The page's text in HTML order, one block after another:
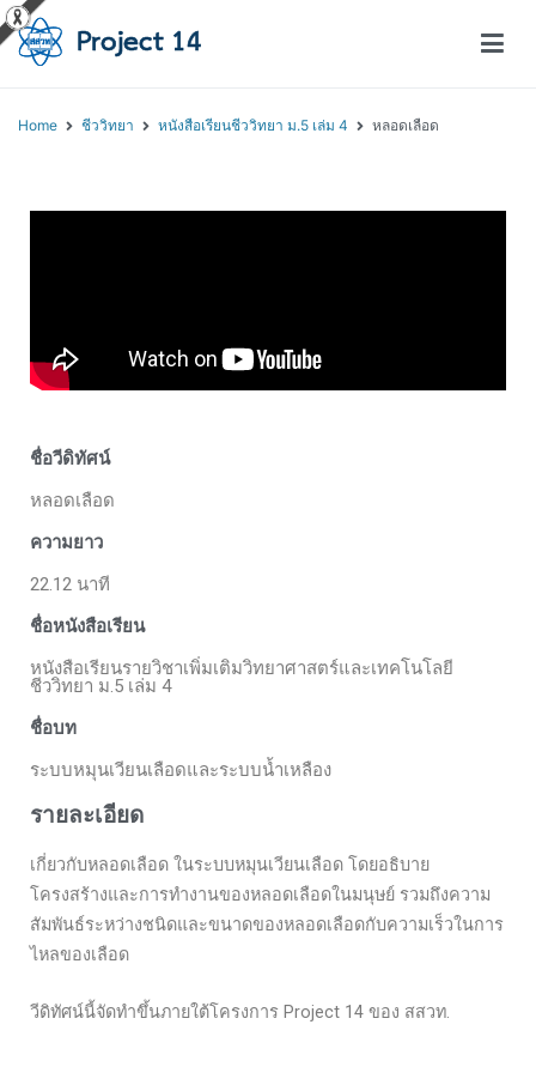
Home ชีววิทยา หนังสือเรียนชีววิทยา ม.5 เล่ม 4 หลอดเลือด
ชื่อวีดิทัศน์
หลอดเลือด
ความยาว
22.12 นาที
ชื่อหนังสือเรียน
หนังสือเรียนรายวิชาเพิ่มเติมวิทยาศาสตร์และเทคโนโลยี
ชีววิทยา ม.5 เล่ม 4
ชื่อบท
ระบบหมุนเวียนเลือดและระบบน้ำเหลือง
รายละเอียด
เกี่ยวกับหลอดเลือด ในระบบหมุนเวียนเลือด โดยอธิบาย
โครงสร้างและการทำงานของหลอดเลือดในมนุษย์ รวมถึงความ
สัมพันธ์ระหว่างชนิดและขนาดของหลอดเลือดกับความเร็วในการ
ไหลของเลือด
วีดิทัศน์นี้จัดทำขึ้นภายใต้โครงการ Project 14 ของ สสวท.